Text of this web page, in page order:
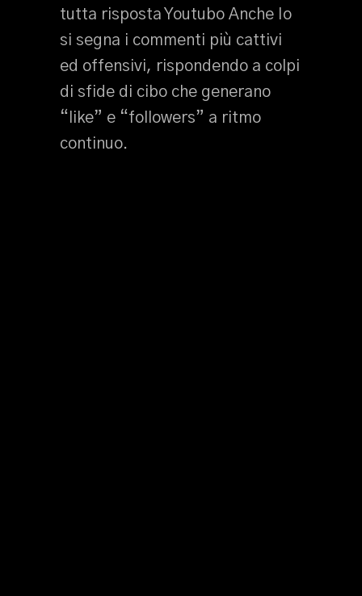
tutta risposta Youtubo Anche Io
si segna i commenti più cattivi
ed offensivi, rispondendo a colpi
di sfide di cibo che generano
“like” e “followers” a ritmo
continuo.